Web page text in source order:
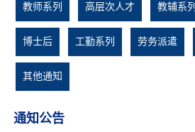
教师系列 高层次人才 教辅系列
博士后 工勤系列 劳务派遣
其他通知
通知公告